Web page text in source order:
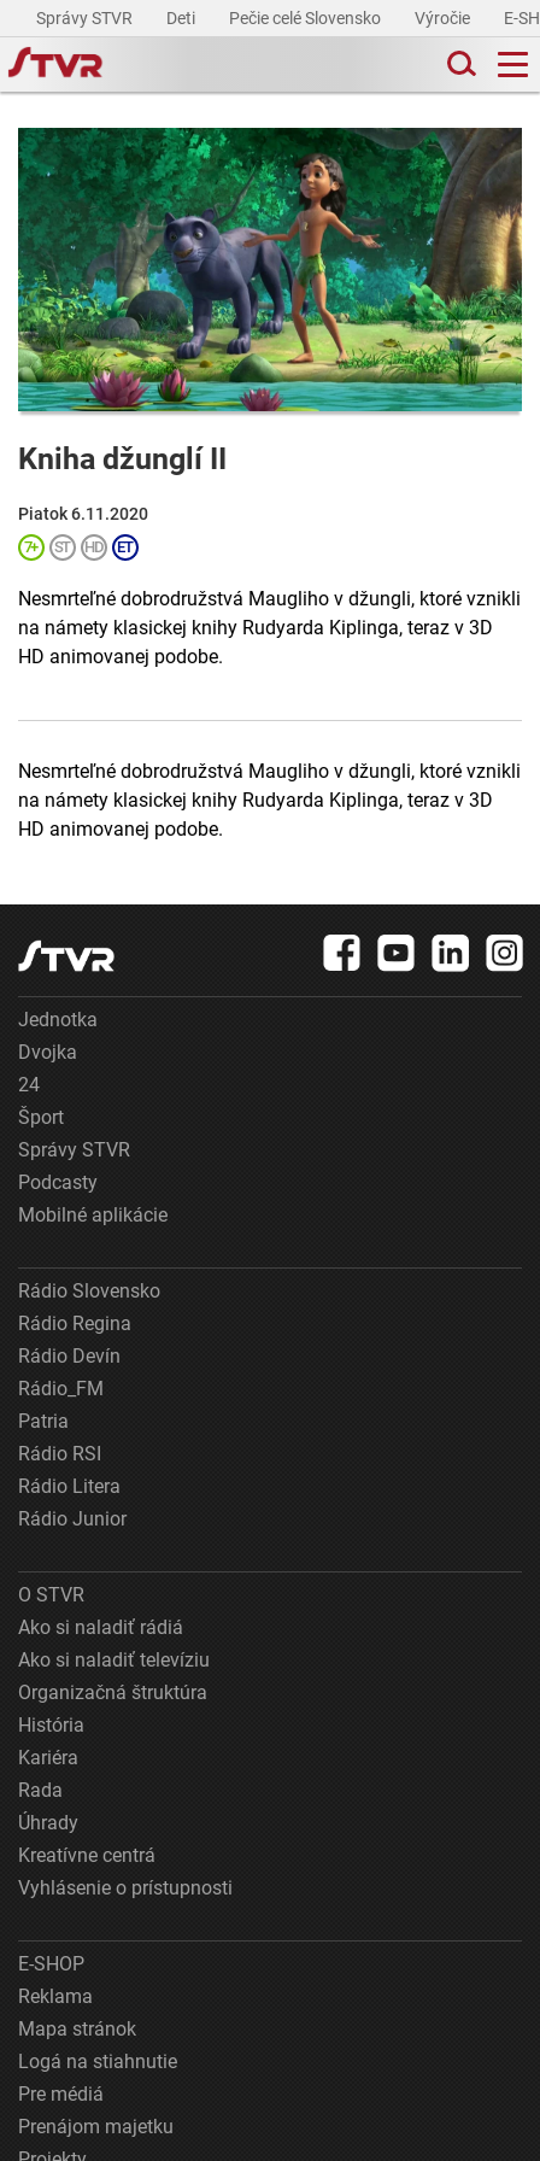
Správy STVR Deti Pečie celé Slovensko Výročie E-
Kniha džunglí II
Piatok 6.11.2020
Nesmrteľné dobrodružstvá Maugliho v džungli, ktoré vznikli
na námety klasickej knihy Rudyarda Kiplinga, teraz v 3D
HD animovanej podobe.
Nesmrteľné dobrodružstvá Maugliho v džungli, ktoré vznikli
na námety klasickej knihy Rudyarda Kiplinga, teraz v 3D
HD animovanej podobe.
Jednotka
Dvojka
24
Šport
Správy STVR
Podcasty
Mobilné aplikácie
Rádio Slovensko
Rádio Regina
Rádio Devín
Rádio_FM
Patria
Rádio RSI
Rádio Litera
Rádio Junior
O STVR
Ako si naladiť rádiá
Ako si naladiť televíziu
Organizačná štruktúra
História
Kariéra
Rada
Úhrady
Kreatívne centrá
Vyhlásenie o prístupnosti
E-SHOP
Reklama
Mapa stránok
Logá na stiahnutie
Pre médiá
Prenájom majetku